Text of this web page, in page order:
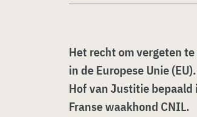
Het recht om vergeten
in de Europese Unie
Hof van Justitie bepaald
Franse waakhond CNIL.